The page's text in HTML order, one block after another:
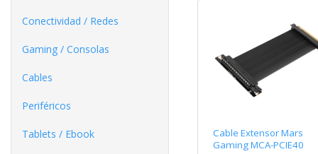
Conectividad / Redes
Gaming / Consolas
Cables
Periféricos
Tablets / Ebook
Cable Extensor Mars
Gaming MCA-PCIE40